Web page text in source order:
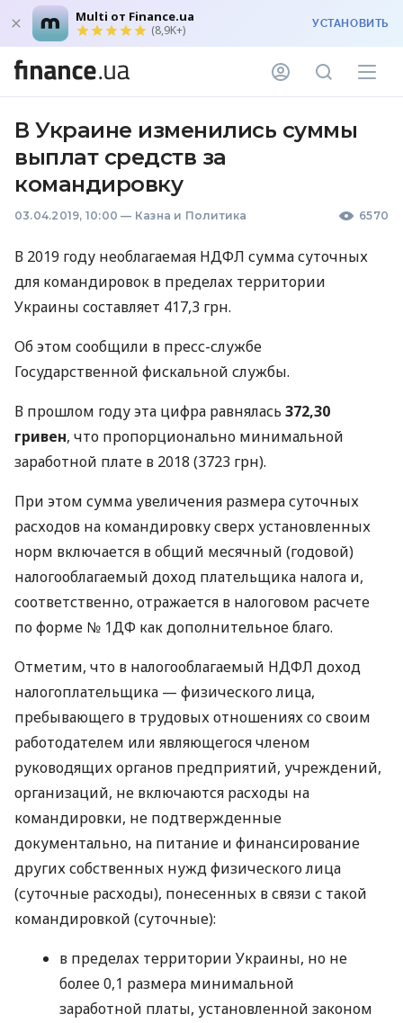
Multi от Finance.ua
(8,9K+) УСТАНОВИТЬ
В Украине изменились суммы
выплат средств за
командировку
03.04.2019, 10:00 — Казна и Политика 6570
В 2019 году необлагаемая НДФЛ сумма суточных
для командировок в пределах территории
Украины составляет 417,3 грн.
Об этом сообщили в пресс-службе
Государственной фискальной службы.
В прошлом году эта цифра равнялась 372,30
гривен, что пропорционально минимальной
заработной плате в 2018 (3723 грн).
При этом сумма увеличения размера суточных
расходов на командировку сверх установленных
норм включается в общий месячный (годовой)
налогооблагаемый доход плательщика налога и,
соответственно, отражается в налоговом расчете
по форме № 1ДФ как дополнительное благо.
Отметим, что в налогооблагаемый НДФЛ доход
налогоплательщика — физического лица,
пребывающего в трудовых отношениях со своим
работодателем или являющегося членом
руководящих органов предприятий, учреждений,
организаций, не включаются расходы на
командировки, не подтвержденные
документально, на питание и финансирование
других собственных нужд физического лица
(суточные расходы), понесенных в связи с такой
командировкой (суточные):
в пределах территории Украины, но не
более 0,1 размера минимальной
заработной платы, установленной законом